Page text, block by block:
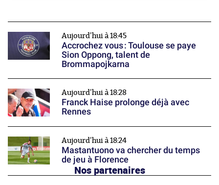
Aujourd'hui à 18:45
Accrochez vous : Toulouse se paye
Sion Oppong, talent de
Brommapojkarna
Aujourd'hui à 18:28
Franck Haise prolonge déjà avec
Rennes
Aujourd'hui à 18:24
Mastantuono va chercher du temps
de jeu à Florence
Nos partenaires